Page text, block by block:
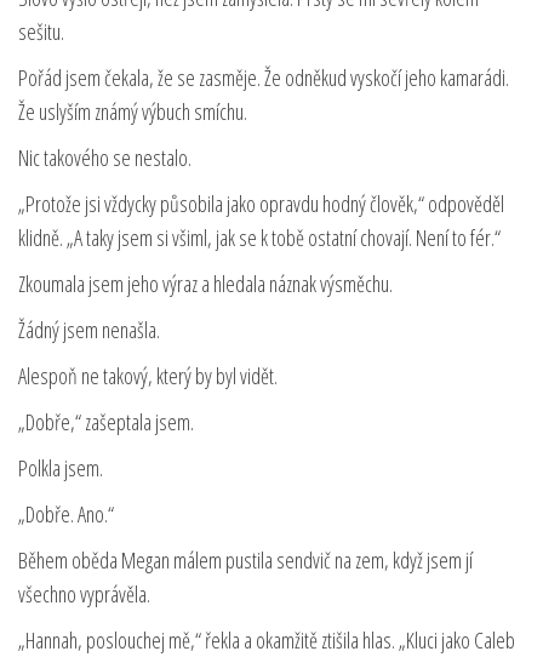
sešitu.
Pořád jsem čekala, že se zasměje. Že odněkud vyskočí jeho kamarádi.
Že uslyším známý výbuch smíchu.
Nic takového se nestalo.
„Protože jsi vždycky působila jako opravdu hodný člověk,“ odpověděl
klidně. „A taky jsem si všiml, jak se k tobě ostatní chovají. Není to fér.“
Zkoumala jsem jeho výraz a hledala náznak výsměchu.
Žádný jsem nenašla.
Alespoň ne takový, který by byl vidět.
„Dobře,“ zašeptala jsem.
Polkla jsem.
„Dobře. Ano.“
Během oběda Megan málem pustila sendvič na zem, když jsem jí
všechno vyprávěla.
„Hannah, poslouchej mě,“ řekla a okamžitě ztišila hlas. „Kluci jako Caleb